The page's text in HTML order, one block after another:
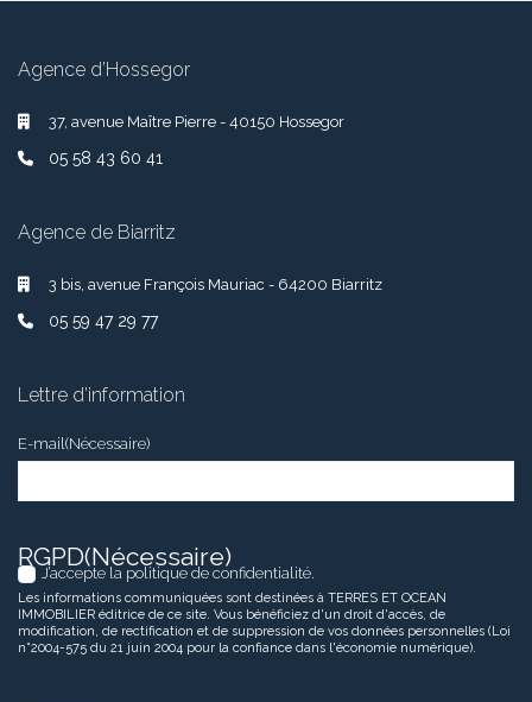
Agence d’Hossegor
37, avenue Maître Pierre - 40150 Hossegor
05 58 43 60 41
Agence de Biarritz
3 bis, avenue François Mauriac - 64200 Biarritz
05 59 47 29 77
Lettre d’information
E-mail(Nécessaire)
RGPD(Nécessaire)
J’accepte la politique de confidentialité.
Les informations communiquées sont destinées à TERRES ET OCEAN
IMMOBILIER éditrice de ce site. Vous bénéficiez d'un droit d'accès, de
modification, de rectification et de suppression de vos données personnelles (Loi
n°2004-575 du 21 juin 2004 pour la confiance dans l'économie numérique).